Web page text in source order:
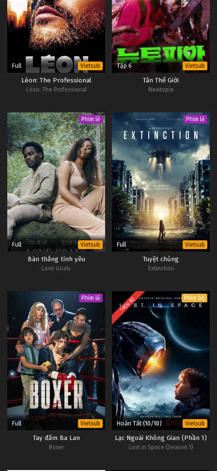
Full Vietsub
Léon: The Professional
Léon: The Professional
Tập 6 Vietsub
Tân Thế Giới
Newtopia
Phim lẻ
Full Vietsub
Bàn thắng tình yêu
Love Goals
Phim lẻ
Full Vietsub
Tuyệt chủng
Extinction
Phim lẻ
Full Vietsub
Tay đấm Ba Lan
Boxer
TRỌN BỘ Phim bộ
Hoàn Tất (10/10) Vietsub
Lạc Ngoài Không Gian (Phần 1)
Lost in Space (Season 1)